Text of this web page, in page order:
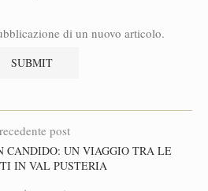
di un nuovo articolo.
post
CANDIDO: UN VIAGGIO TRA LE
IN VAL PUSTERIA